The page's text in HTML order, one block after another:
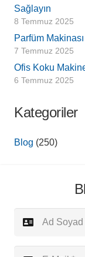
Sağlayın
8 Temmuz 2025
Parfüm
7 Temmuz 2025
Ofis Koku
6 Temmuz 2025
Kategoriler
Blog (250)